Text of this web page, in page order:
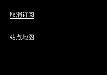
取消订阅
站点地图